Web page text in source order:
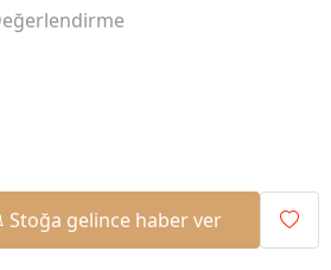
Stoğa gelince haber ver